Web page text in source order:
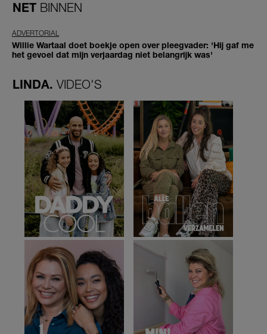
NET BINNEN
ADVERTORIAL
Willie Wartaal doet boekje open over pleegvader: 'Hij gaf me
het gevoel dat mijn verjaardag niet belangrijk was'
LINDA. VIDEO'S